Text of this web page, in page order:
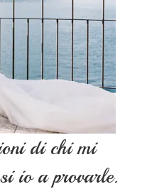
di chi mi
io a provarle.